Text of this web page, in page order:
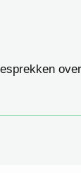
over